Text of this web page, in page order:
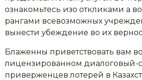
ознакомьтесь изо откликами а
рангами всевозможных
вынести убеждение во их
Блаженны приветствовать вам
лицензированном диалоговый-
приверженцев лотерей в